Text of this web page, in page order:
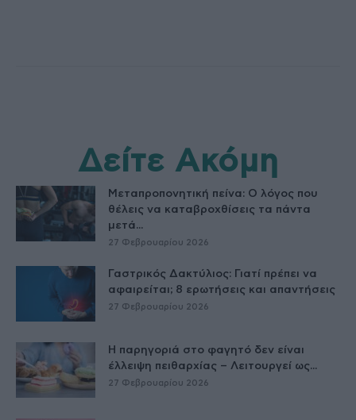
Δείτε Ακόμη
Μεταπροπονητική πείνα: Ο λόγος που
θέλεις να καταβροχθίσεις τα πάντα
μετά...
27 Φεβρουαρίου 2026
Γαστρικός Δακτύλιος: Γιατί πρέπει να
αφαιρείται; 8 ερωτήσεις και απαντήσεις
27 Φεβρουαρίου 2026
Η παρηγοριά στο φαγητό δεν είναι
έλλειψη πειθαρχίας – Λειτουργεί ως...
27 Φεβρουαρίου 2026